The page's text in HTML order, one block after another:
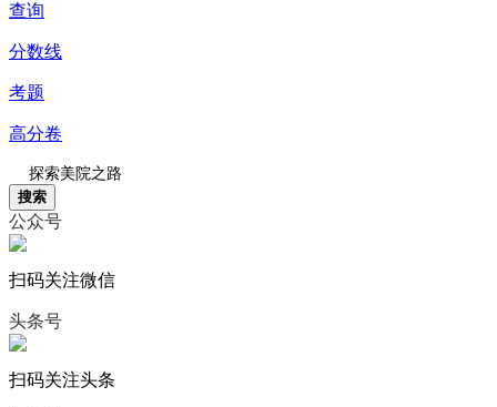
查询
分数线
考题
高分卷
搜索
公众号
扫码关注微信
头条号
扫码关注头条